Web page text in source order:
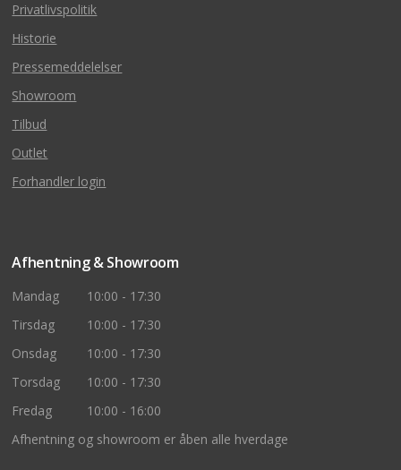
Privatlivspolitik
Historie
Pressemeddelelser
Showroom
Tilbud
Outlet
Forhandler login
Afhentning & Showroom
Mandag
10:00 - 17:30
Tirsdag
10:00 - 17:30
Onsdag
10:00 - 17:30
Torsdag
10:00 - 17:30
Fredag
10:00 - 16:00
Afhentning og showroom er åben alle hverdage